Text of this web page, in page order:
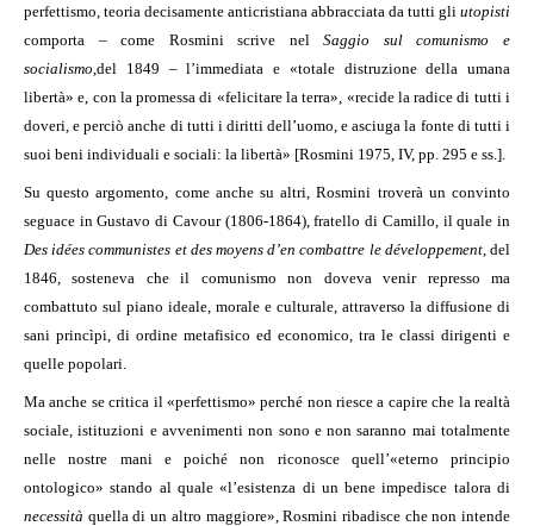
perfettismo, teoria decisamente anticristiana abbracciata da tutti gli utopisti
comporta – come Rosmini scrive nelSaggio sul comunismo e
socialismo del 1849 – l’immediata e «totale distruzione della umana
libertà» e, con la promessa di «felicitare la terra», «recide la radice di tutti i
doveri, e perciò anche di tutti i diritti dell’uomo, e asciuga la fonte di tutti i
suoi beni individuali e sociali: la libertà» [Rosmini 1975, IV, pp. 295 e ss.].
Su questo argomento, come anche su altri, Rosmini troverà un convinto
seguace in Gustavo di Cavour (1806-1864), fratello di Camillo, il quale in
Des idées communistes et des moyens d’en combattre le développement, del
1846, sosteneva che il comunismo non doveva venir represso ma
combattuto sul piano ideale, morale e culturale, attraverso la diffusione di
sani princìpi, di ordine metafisico ed economico, tra le classi dirigenti e
quelle popolari.
Ma anche se critica il «perfettismo» perché non riesce a capire che la realtà
sociale, istituzioni e avvenimenti non sono e non saranno mai totalmente
nelle nostre mani e poiché non riconosce quell’«eterno principio
ontologico» stando al quale «l’esistenza di un bene impedisce talora di
necessità quella di un altro maggiore», Rosmini ribadisce che non intende